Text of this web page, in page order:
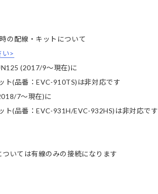
の配線・キットについて
い>
(2017/9～現在)に
ト(品番：EVC-910TS)は非対応です
7～現在)に
ト(品番：EVC-931H/EVC-932HS)は非対応です
いては有線のみの接続になります